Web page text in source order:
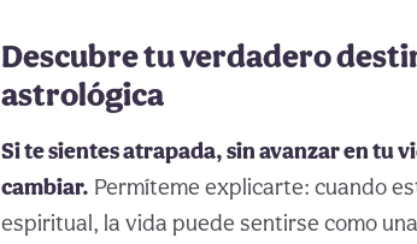
Descubre tu verdadero
astrológica
Si te sientes atrapada, sin avanzar en tu
cambiar. Permíteme explicarte: cuando
espiritual, la vida puede sentirse como